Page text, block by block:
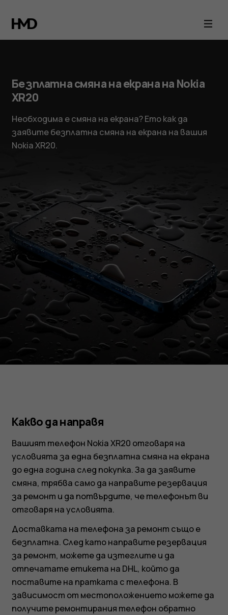
Безплатна смяна на екрана на Nokia
XR20
Необходима е смяна на екрана? Ето как да
заявите безплатна смяна на екрана на вашия
Nokia XR20.
Какво да направя
Вашият телефон Nokia XR20 отговаря на
условията за една безплатна смяна на екрана
до една година след покупка. За да заявите
смяна, трябва само да направите резервация
за ремонт и да потвърдите, че телефонът ви
отговаря на условията.
Доставката на телефона за ремонт също е
безплатна. След като направите резервация
за ремонт, можете да изтеглите и да
отпечатате етикета на DHL, който да
поставите на пратката с телефона. В
зависимост от местоположението можете да
получите ремонтирания телефон обратно